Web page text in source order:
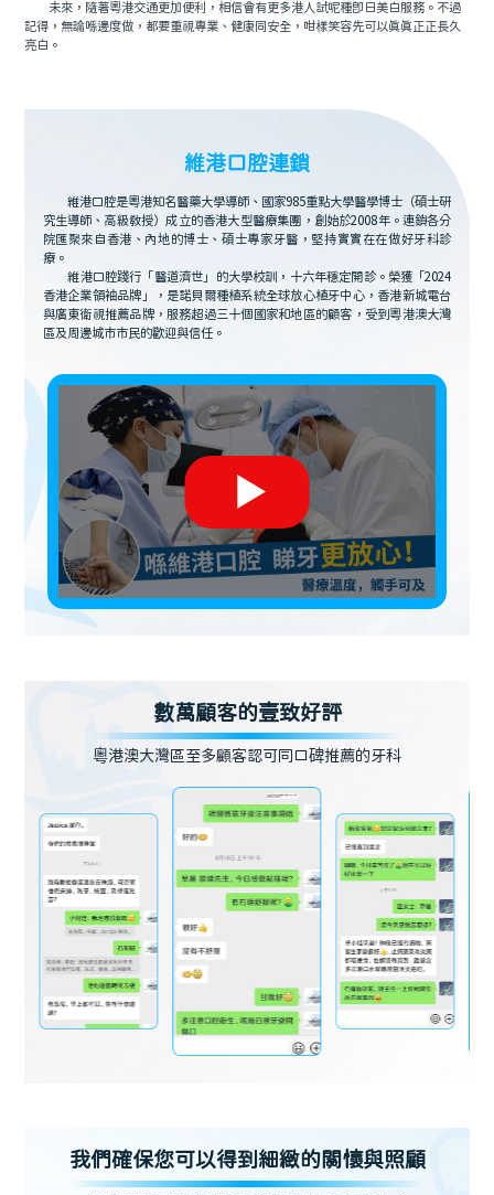
未來，隨著粵港交通更加便利，相信會有更多港人試呢種即日美白服務。不過
記得，無論喺邊度做，都要重視專業、健康同安全，咁樣笑容先可以真真正正長久
亮白。
維港口腔連鎖
維港口腔是粵港知名醫藥大學導師、國家985重點大學醫學博士（碩士研
究生導師、高級教授）成立的香港大型醫療集團，創始於2008年。連鎖各分
院匯聚來自香港、內地的博士、碩士專家牙醫，堅持實實在在做好牙科診
療。
維港口腔踐行「醫道濟世」的大學校訓，十六年穩定開診。榮獲「2024
香港企業領袖品牌」，是諾貝爾種植系統全球放心植牙中心，香港新城電台
與廣東衛視推薦品牌，服務超過三十個國家和地區的顧客，受到粵港澳大灣
區及周邊城市市民的歡迎與信任。
數萬顧客的壹致好評
粵港澳大灣區至多顧客認可同口碑推薦的牙科
我們確保您可以得到細緻的關懷與照顧